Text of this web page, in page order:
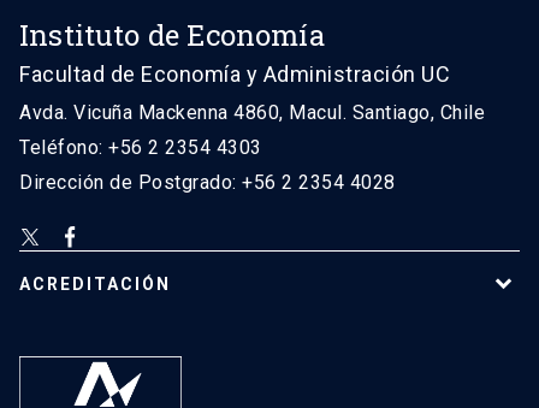
Instituto de Economía
Facultad de Economía y Administración UC
Avda. Vicuña Mackenna 4860, Macul. Santiago, Chile
Teléfono: +56 2 2354 4303
Dirección de Postgrado: +56 2 2354 4028
ACREDITACIÓN